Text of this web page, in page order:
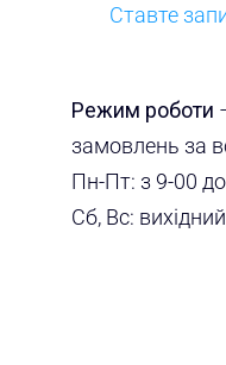
Ставте
Режим роботи
замовлень за
Пн-Пт: з 9-00
Сб, Вс: вихідний